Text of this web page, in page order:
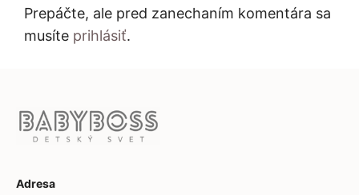
Prepáčte, ale pred zanechaním komentára sa
musíte prihlásiť.
Adresa